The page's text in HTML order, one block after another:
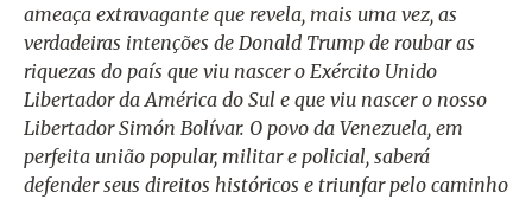
ameaça extravagante que revela, mais uma vez, as
verdadeiras intenções de Donald Trump de roubar as
riquezas do país que viu nascer o Exército Unido
Libertador da América do Sul e que viu nascer o nosso
Libertador Simón Bolívar. O povo da Venezuela, em
perfeita união popular, militar e policial, saberá
defender seus direitos históricos e triunfar pelo caminho